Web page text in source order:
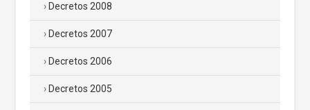
Decretos 2008
Decretos 2007
Decretos 2006
Decretos 2005